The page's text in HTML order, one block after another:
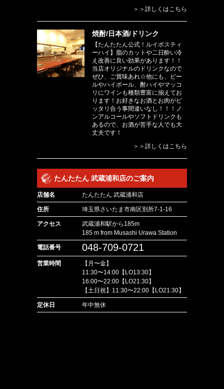
＞＞詳しくはこちら
焼酎/日本酒/ドリンク
【たんたたん公式！ルイボスティ
ーハイ】脂のカットや二日酔い冷
え改善に良い効果があります！！
当店オリジナルのドリンクなので
ぜひ、ご賞味あれ☆他にも、ビー
ルやハイボール、酎ハイやマッコ
リにワインも種類豊富に揃えてお
ります！お好きなお酒とお肉がピ
ッタリ合う事間違いなし！！！ノ
ンアルコールやソフトドリンクも
あるので、お酒が苦手な人でも大
丈夫です！
＞＞詳しくはこちら
たんたたん 武蔵浦和店のご案内
店舗名 たんたたん 武蔵浦和店
住所 埼玉県さいたま市南区別所7-1-16
アクセス
武蔵浦和駅から185m
185 m from Musashi Urawa Station
電話番号 048-709-0721
営業時間
【月〜金】
11:30〜14:00【LO13:30】
16:00〜22:00【LO21:30】
【土日祝】11:30〜22:00【LO21:30】
定休日 年中無休